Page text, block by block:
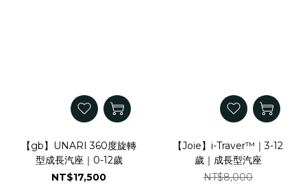
【gb】UNARI 360度旋轉
型成長汽座｜0-12歲
NT$17,500
【Joie】i-Traver™｜3-12
歲｜成長型汽座
NT$8,000